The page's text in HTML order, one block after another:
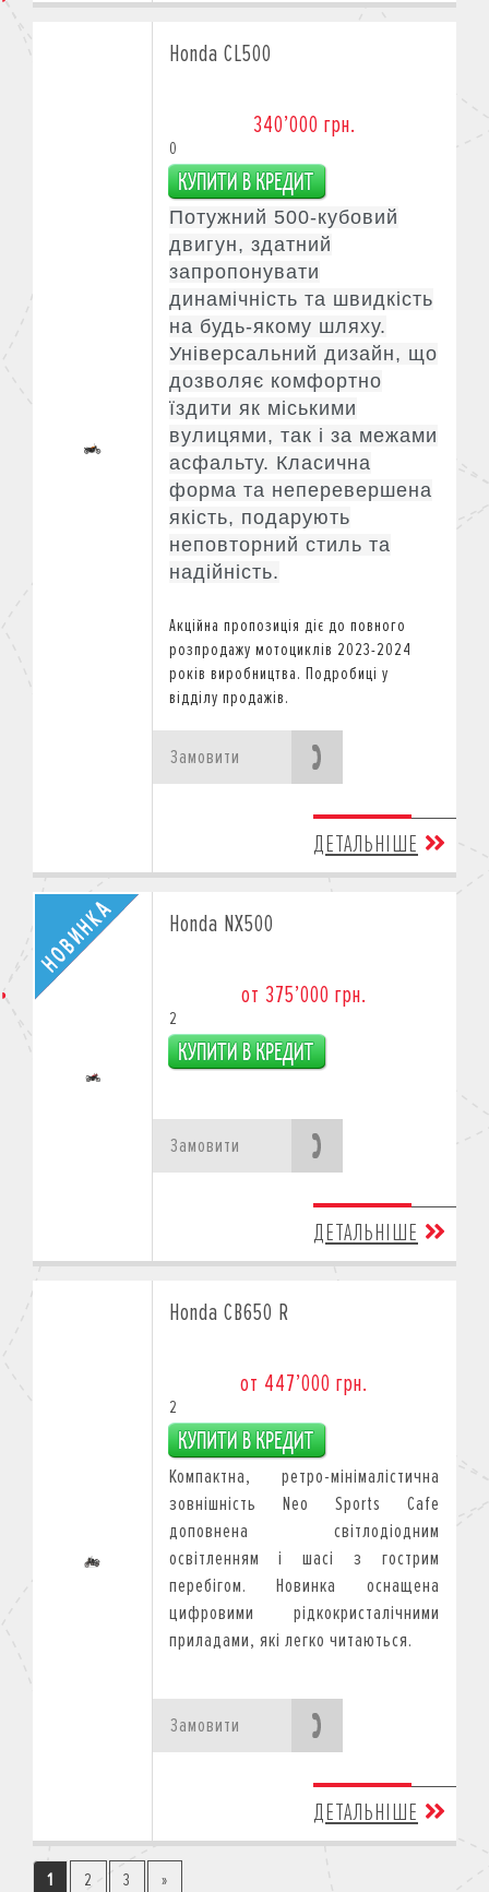
Honda CL500
340’000 грн.
0
Потужний 500-кубовий
двигун, здатний
запропонувати
динамічність та швидкість
на будь-якому шляху.
Універсальний дизайн, що
дозволяє комфортно
їздити як міськими
вулицями, так і за межами
асфальту. Класична
форма та неперевершена
якість, подарують
неповторний стиль та
надійність.
Акційна пропозиція діє до повного
розпродажу мотоциклів 2023-2024
років виробництва. Подробиці у
відділу продажів.
Замовити
ДЕТАЛЬНІШЕ
Honda NX500
от 375’000 грн.
2
Замовити
ДЕТАЛЬНІШЕ
Honda CB650 R
от 447’000 грн.
2
Компактна, ретро-мінімалістична
зовнішність Neo Sports Cafe
доповнена світлодіодним
освітленням і шасі з гострим
перебігом. Новинка оснащена
цифровими рідкокристалічними
приладами, які легко читаються.
Замовити
ДЕТАЛЬНІШЕ
1 2 3 »